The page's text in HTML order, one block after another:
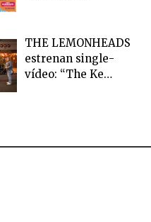
THE LEMONHEADS
estrenan single-
vídeo: “The Ke…